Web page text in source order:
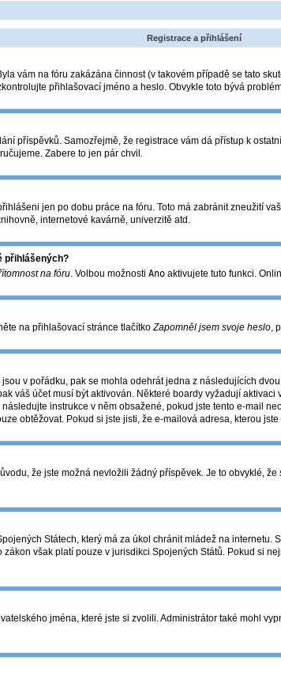
Registrace a přihlášení
vám na fóru zakázána činnost (v takovém případě se tato
přihlašovací jméno a heslo. Obvykle toto bývá
příspěvků. Samozřejmě, že registrace vám dá přístup k
Zabere to jen pár chvil.
jen po dobu práce na fóru. Toto má zabránit zneužití
internetové kavárně, univerzitě atd.
přihlášených?
na fóru. Volbou možnosti Ano aktivujete tuto funkci.
na přihlašovací stránce tlačítkoZapomněl jsem svoje heslo,
v pořádku, pak se mohla odehrát jedna z následujících
váš účet musí být aktivován. Některé boardy vyžadují
instrukce v něm obsažené, pokud jste tento e-mail
obtěžovat. Pokud si jste jisti, že e-mailová adresa, kterou
že jste možná nevložili žádný příspěvek. Je to obvyklé,
Státech, který má za úkol chránit mládež na
však platí pouze v jurisdikci Spojených Států. Pokud si
jména, které jste si zvolili. Administrátor také mohl